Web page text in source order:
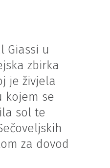
Giassi u
zbirka
je živjela
kojem se
sol te
za dovod
soli.